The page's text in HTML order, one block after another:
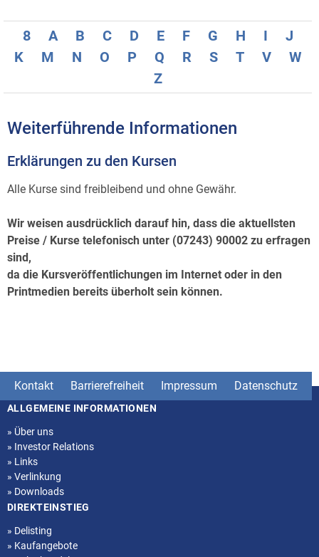
8 A B C D E F G H I
J
K
M N O P Q R S T V
W
Z
Weiterführende Informationen
Erklärungen zu den Kursen
Alle Kurse sind freibleibend und ohne Gewähr.
Wir weisen ausdrücklich darauf hin, dass die aktuellsten
Preise / Kurse telefonisch unter (07243) 90002 zu erfragen
sind,
da die Kursveröffentlichungen im Internet oder in den
Printmedien bereits überholt sein können.
Kontakt Barrierefreiheit Impressum Datenschutz
Seitenstruktur
ALLGEMEINE INFORMATIONEN
» Über uns
» Investor Relations
» Links
» Verlinkung
» Downloads
DIREKTEINSTIEG
» Delisting
» Kaufangebote